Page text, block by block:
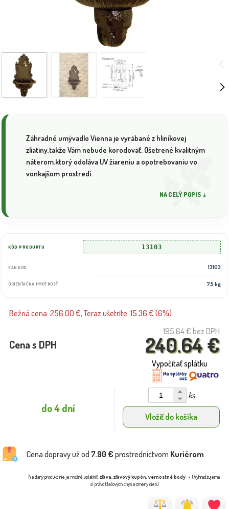
Záhradné umývadlo Vienna je vyrábané z hliníkovej
zliatiny,takže Vám nebude korodovať. Ošetrené kvalitným
náterom,ktorý odoláva UV žiareniu a opotrebovaniu vo
vonkajšom prostredí.
NA CELÝ POPIS ↓
KÓD PRODUKTU 13103
EAN KÓD 13103
ORIENTAČNÁ HMOTNOSŤ 7,5 kg
Bežná cena: 256.00 €, Teraz ušetríte: 15.36 € (6%)
195.64 € bez DPH
240.64 €
Cena s DPH
Vypočítať splátku
do 4 dní
ks
Vložiť do košíka
Cena dopravy už od 7.90 € prostredníctvom Kuriérom
Na daný produkt nie je možné uplatniť:zľava, zľavový kupón, vernostné body
(Vyhradzujeme
si právo tlačových chýb a zmeny cien)